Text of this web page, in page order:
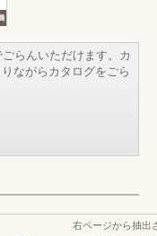
らんいただけます。カ
ながらカタログをごら
右ページから抽出